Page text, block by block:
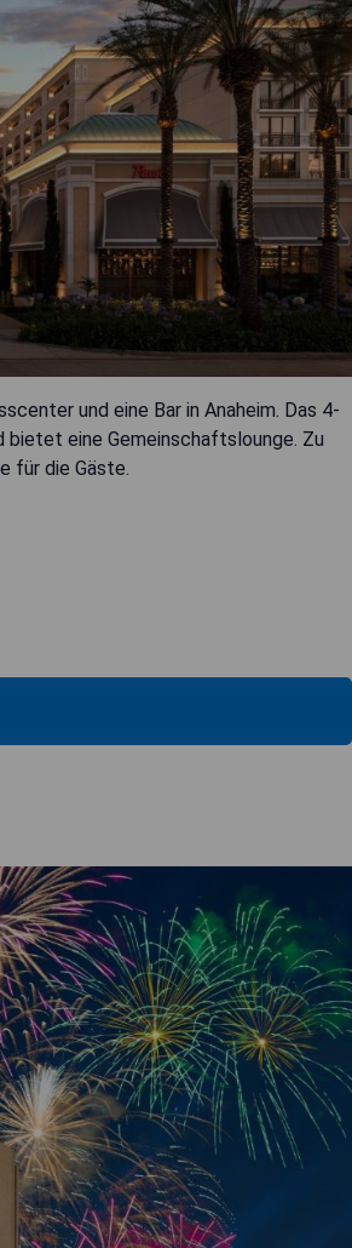
und eine Bar in Anaheim. Das 4-
eine Gemeinschaftslounge. Zu
für die Gäste.